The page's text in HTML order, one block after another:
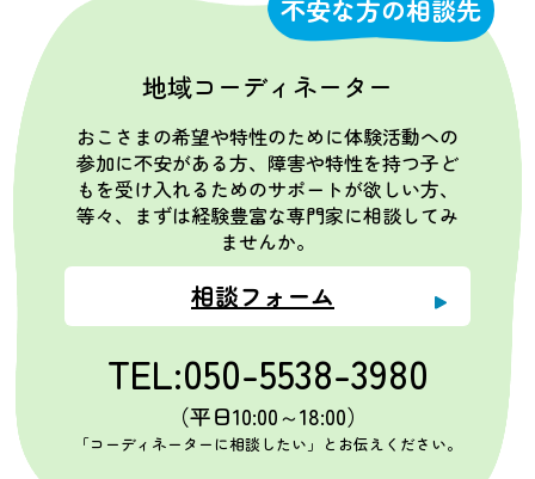
不安な方の相談先
地域コーディネーター
おこさまの希望や特性のために体験活動への
参加に不安がある方、障害や特性を持つ子ど
もを受け入れるためのサポートが欲しい方、
等々、まずは経験豊富な専門家に相談してみ
ませんか。
相談フォーム
TEL:050-5538-3980
（平日10:00～18:00）
「コーディネーターに相談したい」とお伝えください。